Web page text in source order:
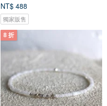
NT$ 488
獨家販售
8 折